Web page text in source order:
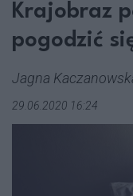
Krajobraz
pogodzić
Jagna
29.06.2020 16:24